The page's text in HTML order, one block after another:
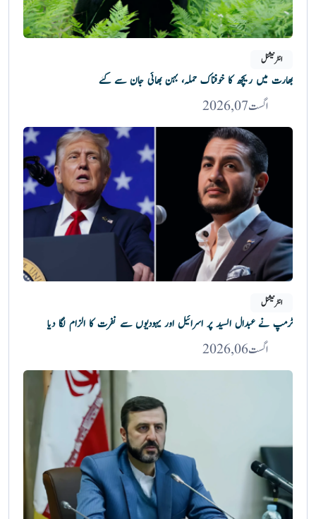
انٹرنیشنل
بھارت میں ریچھ کا خوفناک حملہ، بہن بھائی جان سے گئے
اگست 07, 2026
انٹرنیشنل
ٹرمپ نے عبدال السید پر اسرائیل اور یہودیوں سے نفرت کا الزام لگا دیا
اگست 06, 2026